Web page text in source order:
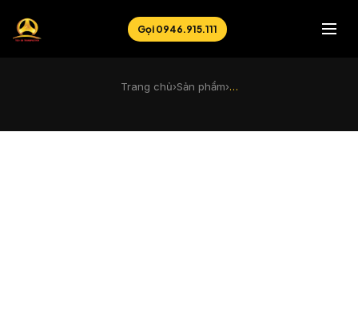
Gọi 0946.915.111
Trang chủ›Sản phẩm›…